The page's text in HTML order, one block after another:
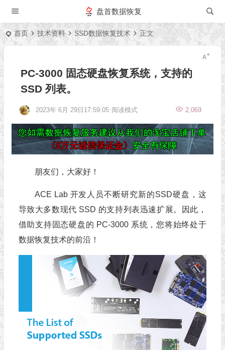
盘首数据恢复
首页 技术资料 SSD数据恢复技术 正文
PC-3000 固态硬盘恢复系统，支持的
SSD 列表。
2023年 6月 29日17:59:05 2,069
阅读模式
朋友们，大家好！
ACE Lab 开发人员不断研究新的SSD硬盘，这
导致大多数现代 SSD 的支持列表迅速扩展。因此，
借助支持固态硬盘的 PC-3000 系统，您将始终处于
数据恢复技术的前沿！